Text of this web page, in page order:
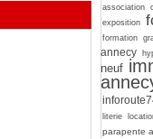
association
exposition
formation
annecy
neuf
literie
parapente